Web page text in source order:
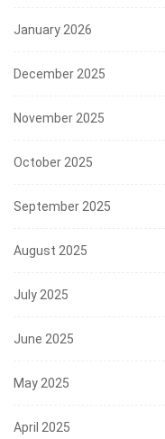
January 2026
December 2025
November 2025
October 2025
September 2025
August 2025
July 2025
June 2025
May 2025
April 2025